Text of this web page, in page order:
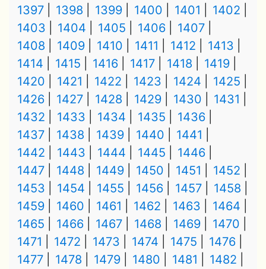
1397
1398 1399 1400 1401
1402
1403
1404 1405 1406
1407
1408
1409 1410 1411 1412
1413
1414
1415 1416 1417 1418
1419
1420
1421 1422 1423 1424
1425
1426
1427 1428 1429 1430
1431
1432
1433 1434 1435
1436
1437
1438 1439 1440
1441
1442
1443 1444 1445
1446
1447
1448 1449 1450 1451
1452
1453
1454 1455 1456 1457
1458
1459
1460 1461 1462 1463
1464
1465
1466 1467 1468 1469
1470
1471
1472 1473 1474 1475
1476
1477
1478 1479 1480 1481
1482